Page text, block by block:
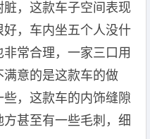
，这款车子空间表现
，车内坐五个人没什
常合理，一家三口用
意的是这款车的做
，这款车的内饰缝隙
甚至有一些毛刺，细